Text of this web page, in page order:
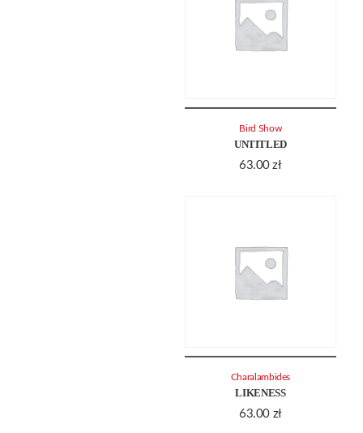
UNTITLED
63.00zł
Bird Show
LIKENESS
63.00 zł
Charalambides